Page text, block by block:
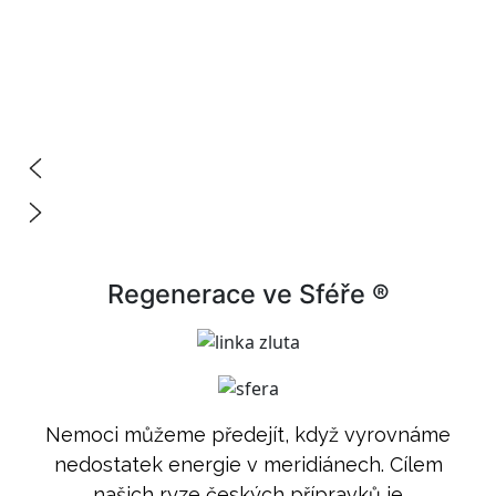
Regenerace ve Sféře ®
Nemoci můžeme předejít, když vyrovnáme
nedostatek energie v meridiánech. Cílem